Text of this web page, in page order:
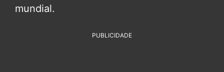
mundial.
PUBLICIDADE